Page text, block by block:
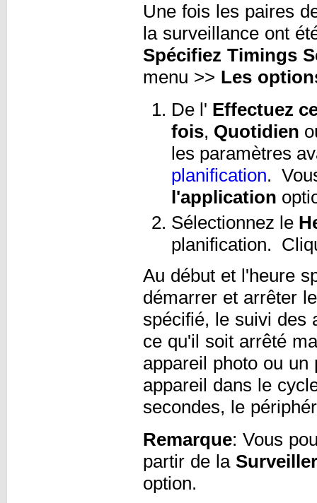
Une fois les paires
la surveillance ont
Spécifiez Timings
menu >> Les
De l' Effectuez
fois, Quotidien
les paramètres
planification.
l'application
Sélectionnez le
planification.
Au début et l'heure
démarrer et arrêter
spécifié, le suivi des
ce qu'il soit arrêté
appareil photo ou
appareil dans le
secondes, le
Remarque: Vous
partir de la Surveiller
option.